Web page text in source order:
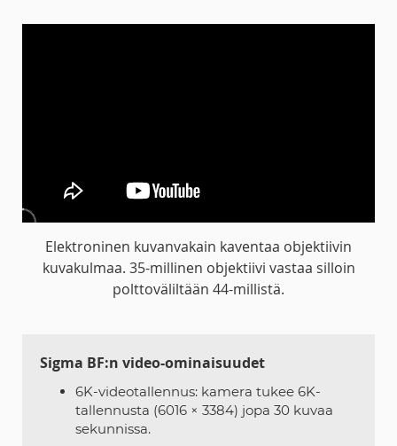
Elektroninen kuvanvakain kaventaa objektiivin
kuvakulmaa. 35-millinen objektiivi vastaa silloin
polttoväliltään 44-millistä.
Sigma BF:n video-ominaisuudet
6K-videotallennus: kamera tukee 6K-
tallennusta (6016 × 3384) jopa 30 kuvaa
sekunnissa.